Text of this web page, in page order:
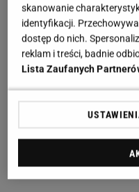
skanowanie
identyfikacji.
dostęp do nich.
reklam i treści, badnie
Lista Zaufanych